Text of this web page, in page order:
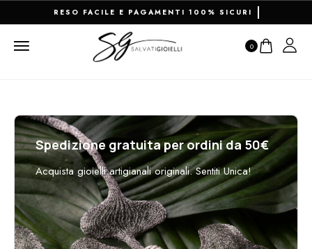
RESO FACILE E PAGAMENTI 100% SICURI
0
Spedizione gratuita per ordini da 50€
Acquista gioielli artigianali originali. Sentiti Unica!